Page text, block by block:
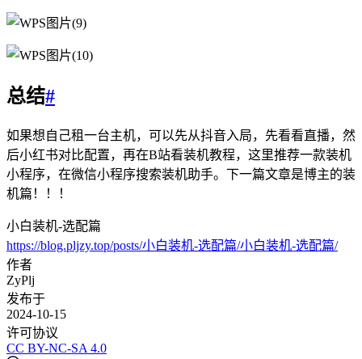
总结#
如果想自己租一台主机，可以先从抖音入局，先看看直播，然
后小红书对比配置，再在B站看装机教程，这里推荐一款装机
小程序，在微信小程序搜索装机助手。下一篇文章是博主的装
机篇！！！
小白装机-选配篇
https://blog.pljzy.top/posts/小白装机-选配篇/小白装机-选配篇/
作者
ZyPlj
发布于
2024-10-15
许可协议
CC BY-NC-SA 4.0